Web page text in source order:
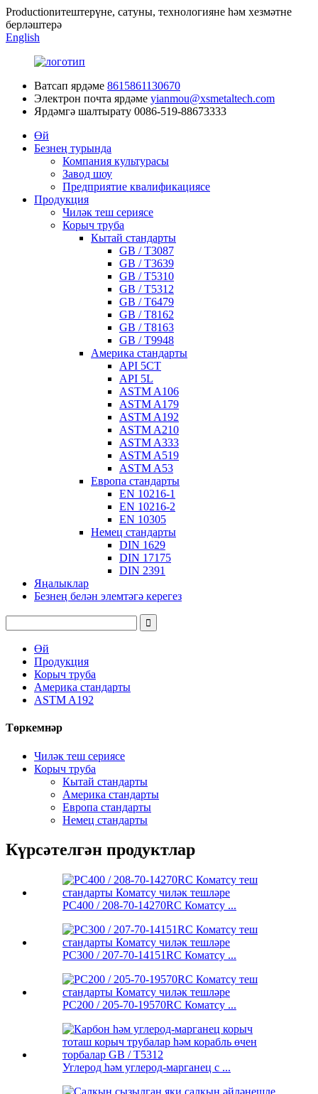
Productionитештерүне, сатуны, технологияне һәм хезмәтне
берләштерә
English
Ватсап ярдәме 8615861130670
Электрон почта ярдәме yianmou@xsmetaltech.com
Ярдәмгә шалтырату 0086-519-88673333
Өй
Безнең турында
Компания культурасы
Завод шоу
Предприятие квалификациясе
Продукция
Чиләк теш сериясе
Корыч труба
Кытай стандарты
GB / T3087
GB / T3639
GB / T5310
GB / T5312
GB / T6479
GB / T8162
GB / T8163
GB / T9948
Америка стандарты
API 5CT
API 5L
ASTM A106
ASTM A179
ASTM A192
ASTM A210
ASTM A333
ASTM A519
ASTM A53
Европа стандарты
EN 10216-1
EN 10216-2
EN 10305
Немец стандарты
DIN 1629
DIN 17175
DIN 2391
Яңалыклар
Безнең белән элемтәгә керегез
Өй
Продукция
Корыч труба
Америка стандарты
ASTM A192
Төркемнәр
Чиләк теш сериясе
Корыч труба
Кытай стандарты
Америка стандарты
Европа стандарты
Немец стандарты
Күрсәтелгән продуктлар
PC400 / 208-70-14270RC Коматсу ...
PC300 / 207-70-14151RC Коматсу ...
PC200 / 205-70-19570RC Коматсу ...
Углерод һәм углерод-марганец с ...